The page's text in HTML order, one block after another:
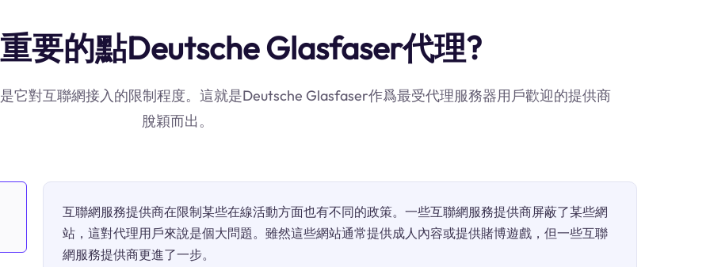
要的點Deutsche Glasfaser代理?
它對互聯網接入的限制程度。這就是Deutsche Glasfaser作爲最受代理服務器用戶歡迎的提供商
脫穎而出。
互聯網服務提供商在限制某些在線活動方面也有不同的政策。一些互聯網服務提供商屏蔽了某些網
站，這對代理用戶來說是個大問題。雖然這些網站通常提供成人內容或提供賭博遊戲，但一些互聯
網服務提供商更進了一步。